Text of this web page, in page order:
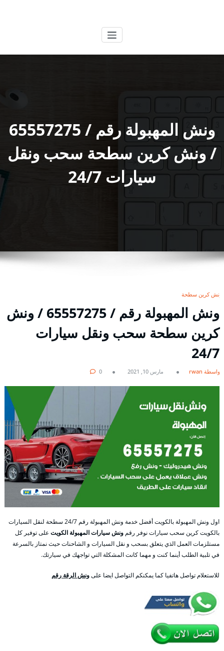
ونش المهبولة رقم / 65557275
/ ونش كرين سطحة سحب ونقل
سيارات 24/7
ونش كرين سطحة
ونش المهبولة رقم / 65557275 / ونش
كرين سطحة سحب ونقل سيارات
24/7
بواسطة rwan مارس 10, 2021 0
اول ونش المهبولة بالكويت أفضل خدمة ونش المهبولة رقم 24/7 سطحة لنقل السيارات
بالكويت كرين سحب سيارات نوفر رقم ونش سيارات المهبولة الكويت على توفير كل
مستلزمات العمل الذي يتعلق بسحب و نقل السيارات و الشاحنات حيث نمتاز بالسرعة
في تلبية الطلب أينما كنت و مهما كانت المشكلة التي تواجهك في سيارتك.
للاستعلام تواصل هاتفيا كما يمكنكم التواصل ايضا علىونش الرقة رقم